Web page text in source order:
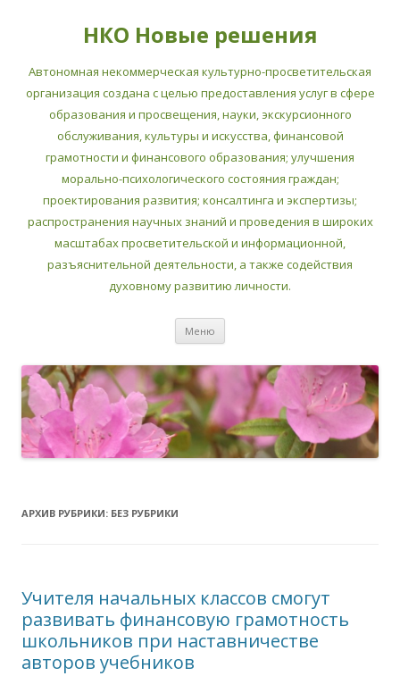
НКО Новые решения
Автономная некоммерческая культурно-просветительская
организация создана с целью предоставления услуг в сфере
образования и просвещения, науки, экскурсионного
обслуживания, культуры и искусства, финансовой
грамотности и финансового образования; улучшения
морально-психологического состояния граждан;
проектирования развития; консалтинга и экспертизы;
распространения научных знаний и проведения в широких
масштабах просветительской и информационной,
разъяснительной деятельности, а также содействия
духовному развитию личности.
Меню
АРХИВ РУБРИКИ: БЕЗ РУБРИКИ
Учителя начальных классов смогут
развивать финансовую грамотность
школьников при наставничестве
авторов учебников